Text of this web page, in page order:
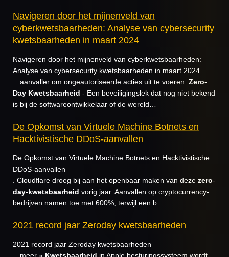
Navigeren door het mijnenveld van
cyberkwetsbaarheden: Analyse van cybersecurity
kwetsbaarheden in maart 2024
Navigeren door het mijnenveld van cyberkwetsbaarheden:
Analyse van cybersecurity kwetsbaarheden in maart 2024
…aanvaller om ongeautoriseerde acties uit te voeren. Zero-
Day Kwetsbaarheid - Een beveiligingslek dat nog niet bekend
is bij de softwareontwikkelaar of de wereld…
De Opkomst van Virtuele Machine Botnets en
Hacktivistische DDoS-aanvallen
De Opkomst van Virtuele Machine Botnets en Hacktivistische
DDoS-aanvallen
. Cloudflare droeg bij aan het openbaar maken van deze zero-
day-kwetsbaarheid vorig jaar. Aanvallen op cryptocurrency-
bedrijven namen toe met 600%, terwijl een b…
2021 record jaar Zeroday kwetsbaarheden
2021 record jaar Zeroday kwetsbaarheden